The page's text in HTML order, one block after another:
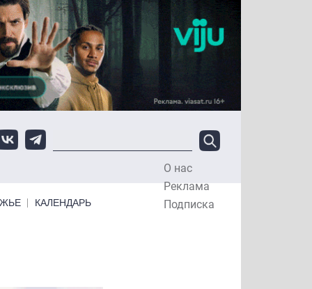
О нас
Реклама
Подписка
КАЛЕНДАРЬ